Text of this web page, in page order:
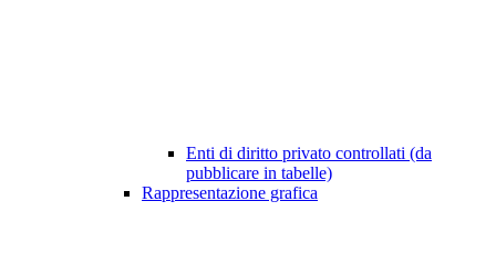
Enti di diritto privato controllati (da
pubblicare in tabelle)
Rappresentazione grafica